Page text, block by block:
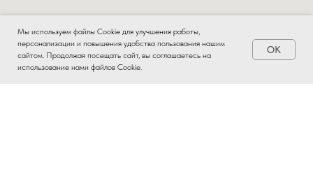
Мы используем файлы Cookie для улучшения работы,
персонализации и повышения удобства пользования нашим
сайтом. Продолжая посещать сайт, вы соглашаетесь на
использование нами файлов Cookie.
OK